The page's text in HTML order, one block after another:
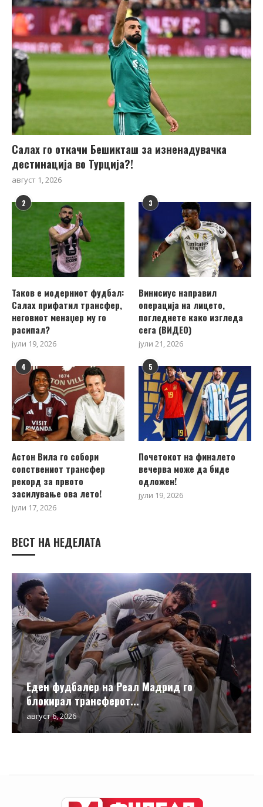
Салах го откачи Бешикташ за изненадувачка
дестинација во Турција?!
август 1, 2026
2
Таков е модерниот фудбал:
Салах прифатил трансфер,
неговиот менаџер му го
расипал?
јули 19, 2026
3
Винисиус направил
операција на лицето,
погледнете како изгледа
сега (ВИДЕО)
јули 21, 2026
4
Астон Вила го собори
сопствениот трансфер
рекорд за првото
засилување ова лето!
јули 17, 2026
5
Почетокот на финалето
вечерва може да биде
одложен!
јули 19, 2026
ВЕСТ НА НЕДЕЛАТА
Еден фудбалер на Реал Мадрид го
блокирал трансферот...
август 6, 2026